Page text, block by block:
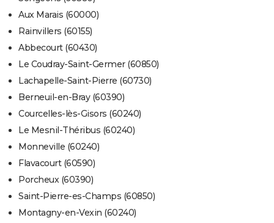
Aux Marais (60000)
Rainvillers (60155)
Abbecourt (60430)
Le Coudray-Saint-Germer (60850)
Lachapelle-Saint-Pierre (60730)
Berneuil-en-Bray (60390)
Courcelles-lès-Gisors (60240)
Le Mesnil-Théribus (60240)
Monneville (60240)
Flavacourt (60590)
Porcheux (60390)
Saint-Pierre-es-Champs (60850)
Montagny-en-Vexin (60240)